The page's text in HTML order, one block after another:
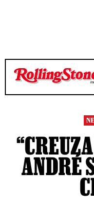
TEMPO DI LETTURA 6
TEMPO DI LETTURA 6
ANDRÉ